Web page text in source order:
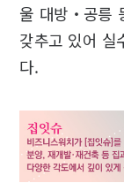
울 대방‧공릉
갖추고 있어 실
다.